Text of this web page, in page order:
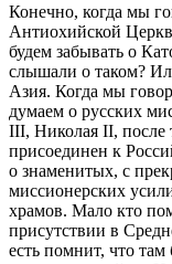
Конечно, когда мы
Антиохийской
будем забывать о
слышали о таком?
Азия. Когда мы
думаем о русских
III, Николая II, после
присоединен к
о знаменитых, с
миссионерских
храмов. Мало кто
присутствии в
есть помнит, что там